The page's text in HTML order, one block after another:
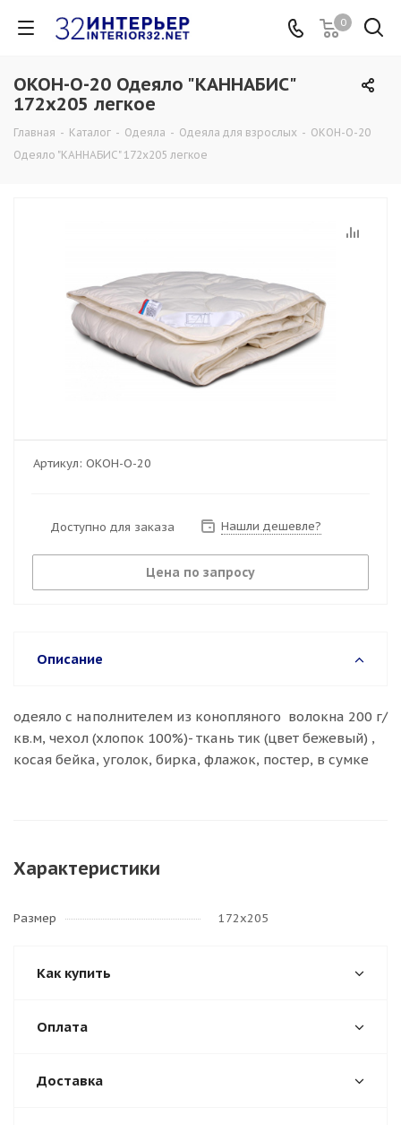
0
ОКОН-О-20 Одеяло "КАННАБИС"
172х205 легкое
Главная - Каталог - Одеяла - Одеяла для взрослых - ОКОН-О-20
Одеяло "КАННАБИС" 172х205 легкое
Артикул: ОКОН-О-20
Доступно для заказа Нашли дешевле?
Цена по запросу
Описание
одеяло с наполнителем из конопляного волокна 200 г/
кв.м, чехол (хлопок 100%)- ткань тик (цвет бежевый) ,
косая бейка, уголок, бирка, флажок, постер, в сумке
Характеристики
Размер 172х205
Как купить
Оплата
Доставка